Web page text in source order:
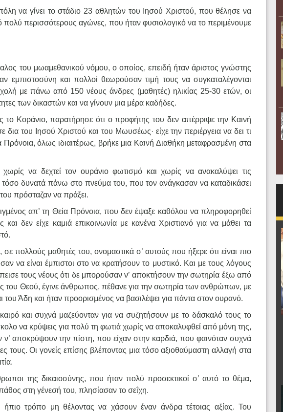
να γίνει το στάδιο 23 αθλητών του Ιησού Χριστού, που θέλησε να
περισσότερους αγώνες, που ήταν φυσιολογικό να το περιμένουμε
του μωαμεθανικού νόμου, ο οποίος, επειδή ήταν άριστος γνώστης
εμπιστοσύνη και πολλοί θεωρούσαν τιμή τους να συγκαταλέγονται
με πάνω από 150 νέους άνδρες (μαθητές) ηλικίας 25-30 ετών, οι
των δικαστών και να γίνουν μια μέρα καδήδες.
το Κοράνιο, παρατήρησε ότι ο προφήτης του δεν απέρριψε την Καινή
δια του Ιησού Χριστού και του Μωυσέως· είχε την περιέργεια να δει τι
Πρόνοια, όλως ιδιαιτέρως, βρήκε μια Καινή Διαθήκη μεταφρασμένη στα
να δεχτεί τον ουράνιο φωτισμό και χωρίς να ανακαλύψει τις
τόσο δυνατά πάνω στο πνεύμα του, που τον ανάγκασαν να καταδικάσει
του πρόσταζαν να πράξει.
απ’ τη Θεία Πρόνοια, που δεν έψαξε καθόλου να πληροφορηθεί
και δεν είχε καμιά επικοινωνία με κανένα Χριστιανό για να μάθει τα
πολλούς μαθητές του, ονομαστικά σ’ αυτούς που ήξερε ότι είναι πιο
να είναι έμπιστοι στο να κρατήσουν το μυστικό. Και με τους λόγους
τους νέους ότι δε μπορούσαν ν’ αποκτήσουν την σωτηρία έξω από
του Θεού, έγινε άνθρωπος, πέθανε για την σωτηρία των ανθρώπων, με
Άδη και ήταν προορισμένος να βασιλέψει για πάντα στον ουρανό.
και συχνά μαζεύονταν για να συζητήσουν με το δάσκαλό τους το
να κρύψεις για πολύ τη φωτιά χωρίς να αποκαλυφθεί από μόνη της,
ν’ αποκρύψουν την πίστη, που είχαν στην καρδιά, που φαινόταν συχνά
τους. Οι γονείς επίσης βλέποντας μια τόσο αξιοθαύμαστη αλλαγή στα
της δικαιοσύνης, που ήταν πολύ προσεκτικοί σ’ αυτό το θέμα,
στη γένεσή του, πλησίασαν το σεΐχη.
τρόπο μη θέλοντας να χάσουν έναν άνδρα τέτοιας αξίας. Του